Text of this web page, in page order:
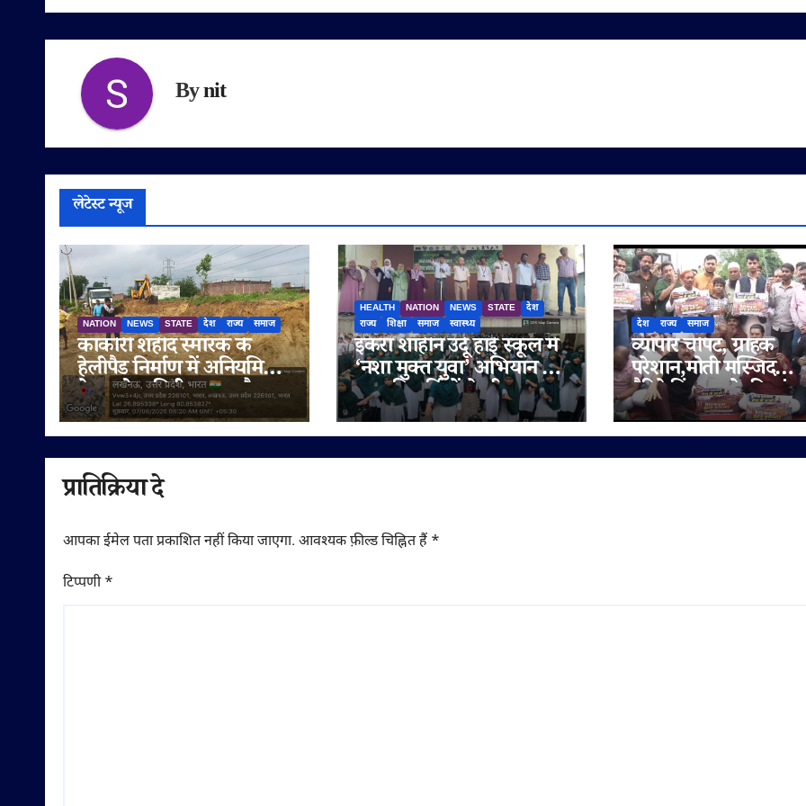
Bynit
लेटेस्ट न्यूज
NATION NEWS STATE देश राज्य समाज
काकोरी शहीद स्मारक के
हेलीपैड निर्माण में अनियमितता
के आरोप, मिट्टी खनन और
बिक्री को लेकर ग्रामीणों ने
उठाए सवाल
HEALTH NATION NEWS STATE
देश
राज्य
शिक्षा समाज स्वास्थ्य
इकरा शाहीन उर्दू हाई स्कूल में
‘नशा मुक्त युवा’ अभियान के
तहत विद्यार्थियों ने ली
नशामुक्ति की शपथ
देश राज्य समाज
व्यापार चौपट, ग्राहक
परेशान,मोती मस्जिद
बैरिकेडिंग हटाने की मांग
लेकर सड़क पर उतरे
प्रातिक्रिया दे
आपका ईमेल पता प्रकाशित नहीं किया जाएगा. आवश्यक फ़ील्ड चिह्नित हैं *
टिप्पणी*